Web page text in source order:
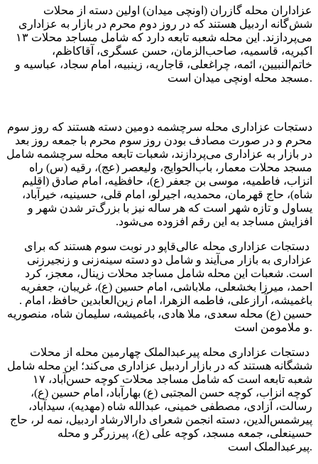
عزاداران محله گازران (اونچی میدان) اولین دسته از محلات
شش‌گانه اردبیل هستند که در روز دوم محرم در بازار به عزاداری
می‌پردازند. این محله ‪۱۳ شعبه تابعه دارد که شامل مساجد محلات
اکبریه، قاسمیه، صاحب‌الزمان، حسن عسگری، آقاکاظم،
خاتم‌النبیین، ائمه، چراغعلی، قاجاریه، زینبیه، امام سجاد، عباسیه و
مسجد محله اونچی میدان است.
دستجات عزاداری محله سرچشمه دومین دسته هستند که روز سوم
محرم و در صورت مصادف بودن روز سوم محرم با جمعه روز بعد
در بازار به عزاداری می‌پردازند، شعبات تابعه محله سرچشمه شامل
مسجد محلات معمار، باب‌الحوایج، ولیعصر (عج)، رقیه (س) راه
انزاب، فاطمیه، موسی بن جعفر (ع)، حافظیه، امام صادق (اقلیم
شاه)، حاج قهرمان، محمدیه، اجیرلو، امام قلی، حسینیه، خیرآباد،
یساول و تازه شهر است که هر ساله نیز با بزرگ‌تر شدن شهر و
افزایش مساجد به این رقم افزوده می‌شود.
دستجات عزاداری محله عالی‌قاپو در نوبت سوم هستند که برای
عزاداری به بازار می‌آیند و شامل دو دسته سینه‌زنی و زنجیرزنی
است. شعبات این محله شامل مساجد محلات زینال، معجز، کرد
احمد، میرزا بخشعلی، ملاباشی، امام حسین (ع)، غریبان، جعفریه
باغمیشه، آرازعلی، فاطمه الزهرا، امام زین‌العابدین ‪. حافظ، امام
حسین (ع) محله سعدی، ملا هادی، باغمیشه، سلیمان شاه، منصوریه
و ملامومن است.
دستجات عزاداری محله پیرعبدالملک چهارمین محله از محلات
ششگانه هستند که در بازار اردبیل عزاداری می‌کند؛ این محله شامل
‪ ۱۷ شعبه تابعه است که شامل مساجد محلات کوچه حسن‌آباد،
کوچه انزاب، کوچه حسن المجتبی (ع) بهارآباد، امام حسین (ع)،
رسالت، آزادی، مصطفی خمینی، عبدالله شاه (مهدیه)، سیدآباد،
پیرشمس‌الدین، دسته انجمن شعرای دارالارشاد اردبیل، نمه لر، حاج
حسینعلی، جمعه مسجد، کوچه علی (ع)، پیرزرگر و محله
پیرعبدالملک است.